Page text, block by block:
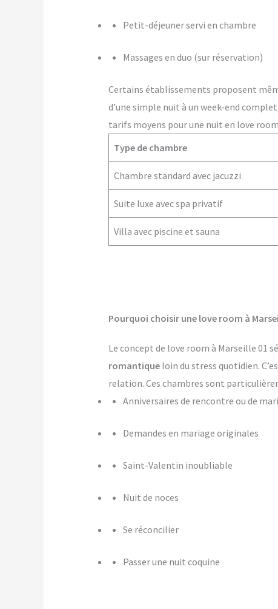
Petit-déjeuner servi en chambre
Massages en duo (sur réservation)
Certains établissements proposent
d’une simple nuit à un week-end
tarifs moyens pour une nuit en love
Type de chambre
Chambre standard avec jacuzzi
Suite luxe avec spa privatif
Villa avec piscine et sauna
Pourquoi choisir une love room à
Le concept de love room à Marseille 01
romantiqueloin du stress quotidien.
relation. Ces chambres sont
Anniversaires de rencontre ou de
Demandes en mariage originales
Saint-Valentin inoubliable
Nuit de noces
Se réconcilier
Passer une nuit coquine